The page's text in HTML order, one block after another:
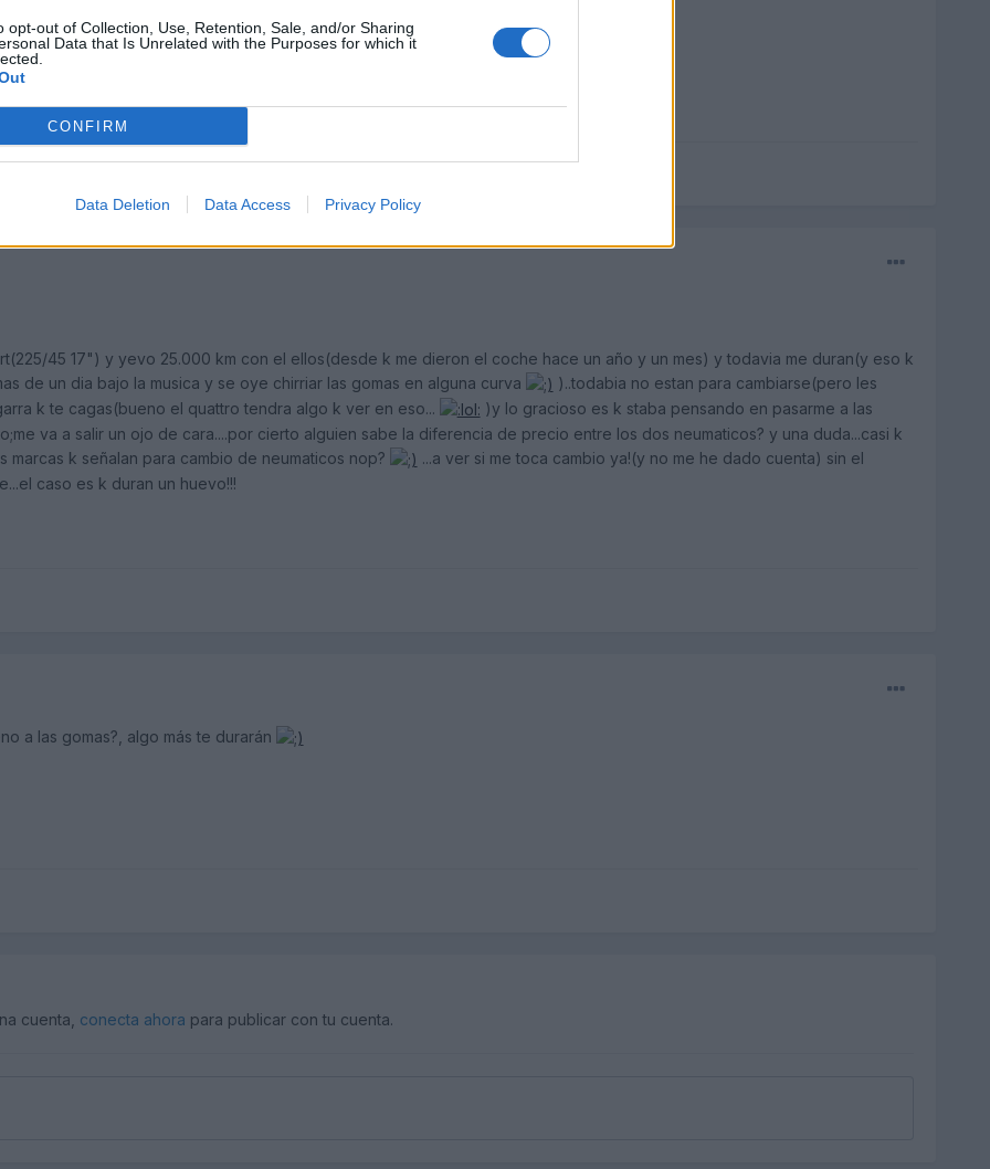
opt-out of Collection, Use, Retention, Sale, and/or Sharing
Data that Is Unrelated with the Purposes for which it
CONFIRM
Data Deletion Data Access Privacy Policy
45 17") y yevo 25.000 km con el ellos(desde k me dieron el coche hace un año y un mes) y todavia me duran(y eso k
de un dia bajo la musica y se oye chirriar las gomas en alguna curva
)..todabia no estan para cambiarse(pero les
k te cagas(bueno el quattro tendra algo k ver en eso...
)y lo gracioso es k staba pensando en pasarme a las
va a salir un ojo de cara....por cierto alguien sabe la diferencia de precio entre los dos neumaticos? y una duda...casi k
marcas k señalan para cambio de neumaticos nop?
...a ver si me toca cambio ya!(y no me he dado cuenta) sin el
caso es k duran un huevo!!!
a las gomas?, algo más te durarán
cuenta, conecta ahora para publicar con tu cuenta.